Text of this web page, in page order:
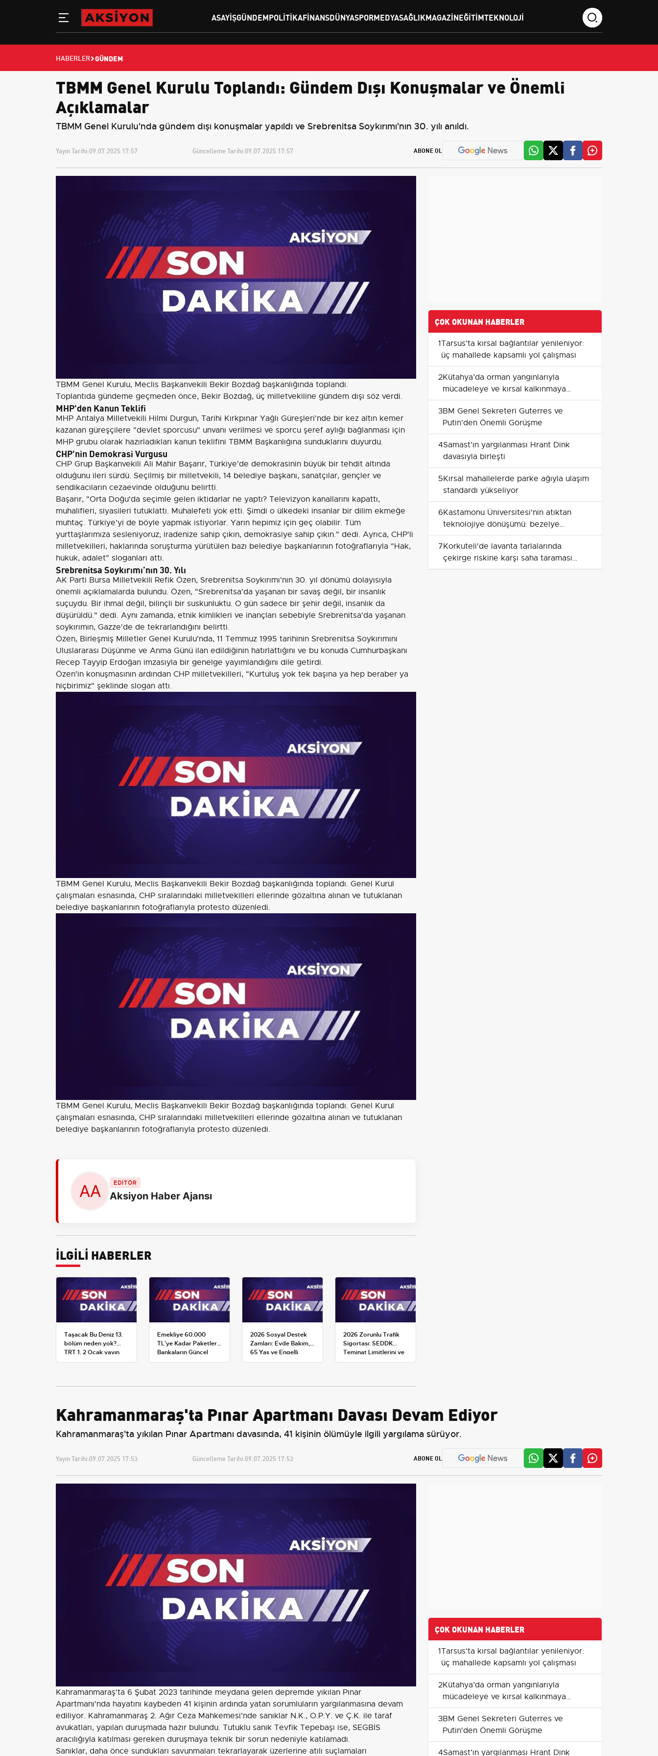
ASAYIŞGÜNDEMPOLITIKAFINANSDÜNYASPORMEDYASAĞLIKMAGAZINEĞITIMTEKNOLOJI
HABERLER GÜNDEM
TBMM Genel Kurulu Toplandı: Gündem Dışı Konuşmalar ve Önemli
Açıklamalar
TBMM Genel Kurulu'nda gündem dışı konuşmalar yapıldı ve Srebrenitsa Soykırımı'nın 30. yılı anıldı.
Yayın Tarihi:09.07.2025 17:57 Güncelleme Tarihi:09.07.2025 17:57 ABONE OL
TBMM Genel Kurulu, Meclis Başkanvekili Bekir Bozdağ başkanlığında toplandı.
Toplantıda gündeme geçmeden önce, Bekir Bozdağ, üç milletvekiline gündem dışı söz verdi.
MHP'den Kanun Teklifi
MHP Antalya Milletvekili Hilmi Durgun, Tarihi Kırkpınar Yağlı Güreşleri'nde bir kez altın kemer
kazanan güreşçilere "devlet sporcusu" unvanı verilmesi ve sporcu şeref aylığı bağlanması için
MHP grubu olarak hazırladıkları kanun teklifini TBMM Başkanlığına sunduklarını duyurdu.
CHP'nin Demokrasi Vurgusu
CHP Grup Başkanvekili Ali Mahir Başarır, Türkiye'de demokrasinin büyük bir tehdit altında
olduğunu ileri sürdü. Seçilmiş bir milletvekili, 14 belediye başkanı, sanatçılar, gençler ve
sendikacıların cezaevinde olduğunu belirtti.
Başarır, "Orta Doğu'da seçimle gelen iktidarlar ne yaptı? Televizyon kanallarını kapattı,
muhalifleri, siyasileri tutuklattı. Muhalefeti yok etti. Şimdi o ülkedeki insanlar bir dilim ekmeğe
muhtaç. Türkiye'yi de böyle yapmak istiyorlar. Yarın hepimiz için geç olabilir. Tüm
yurttaşlarımıza sesleniyoruz; iradenize sahip çıkın, demokrasiye sahip çıkın." dedi. Ayrıca, CHP'li
milletvekilleri, haklarında soruşturma yürütülen bazı belediye başkanlarının fotoğraflarıyla "Hak,
hukuk, adalet" sloganları attı.
Srebrenitsa Soykırımı’nın 30. Yılı
AK Parti Bursa Milletvekili Refik Özen, Srebrenitsa Soykırımı'nın 30. yıl dönümü dolayısıyla
önemli açıklamalarda bulundu. Özen, "Srebrenitsa'da yaşanan bir savaş değil, bir insanlık
suçuydu. Bir ihmal değil, bilinçli bir suskunluktu. O gün sadece bir şehir değil, insanlık da
düşürüldü." dedi. Aynı zamanda, etnik kimlikleri ve inançları sebebiyle Srebrenitsa'da yaşanan
soykırımın, Gazze'de de tekrarlandığını belirtti.
Özen, Birleşmiş Milletler Genel Kurulu'nda, 11 Temmuz 1995 tarihinin Srebrenitsa Soykırımını
Uluslararası Düşünme ve Anma Günü ilan edildiğinin hatırlattığını ve bu konuda Cumhurbaşkanı
Recep Tayyip Erdoğan imzasıyla bir genelge yayımlandığını dile getirdi.
Özen'in konuşmasının ardından CHP milletvekilleri, "Kurtuluş yok tek başına ya hep beraber ya
hiçbirimiz" şeklinde slogan attı.
TBMM Genel Kurulu, Meclis Başkanvekili Bekir Bozdağ başkanlığında toplandı. Genel Kurul
çalışmaları esnasında, CHP sıralarındaki milletvekilleri ellerinde gözaltına alınan ve tutuklanan
belediye başkanlarının fotoğraflarıyla protesto düzenledi.
TBMM Genel Kurulu, Meclis Başkanvekili Bekir Bozdağ başkanlığında toplandı. Genel Kurul
çalışmaları esnasında, CHP sıralarındaki milletvekilleri ellerinde gözaltına alınan ve tutuklanan
belediye başkanlarının fotoğraflarıyla protesto düzenledi.
EDİTÖR
Aksiyon Haber Ajansı
İLGİLİ HABERLER
Taşacak Bu Deniz 13.
bölüm neden yok?
TRT 1, 2 Ocak yayın
planını değiştirdi
Emekliye 60.000
TL'ye Kadar Paketler:
Bankaların Güncel
Promosyon ve Ek
2026 Sosyal Destek
Zamları: Evde Bakım,
65 Yaş ve Engelli
Maaşlarında Yeni
2026 Zorunlu Trafik
Sigortası: SEDDK
Teminat Limitlerini ve
Çoklu Araç Tarifesini
ÇOK OKUNAN HABERLER
1Tarsus'ta kırsal bağlantılar yenileniyor:
üç mahallede kapsamlı yol çalışması
2Kütahya’da orman yangınlarıyla
mücadeleye ve kırsal kalkınmaya
ORKÖY destekleri
3BM Genel Sekreteri Guterres ve
Putin'den Önemli Görüşme
4Samast’ın yargılanması Hrant Dink
davasıyla birleşti
5Kırsal mahallelerde parke ağıyla ulaşım
standardı yükseliyor
6Kastamonu Üniversitesi'nin atıktan
teknolojiye dönüşümü: bezelye
kabuklarından manyetik biyokömür
7Korkuteli'de lavanta tarlalarında
çekirge riskine karşı saha taraması
yapıldı
Kahramanmaraş'ta Pınar Apartmanı Davası Devam Ediyor
Kahramanmaraş'ta yıkılan Pınar Apartmanı davasında, 41 kişinin ölümüyle ilgili yargılama sürüyor.
Yayın Tarihi:09.07.2025 17:53 Güncelleme Tarihi:09.07.2025 17:53 ABONE OL
Kahramanmaraş'ta 6 Şubat 2023 tarihinde meydana gelen depremde yıkılan Pınar
Apartmanı'nda hayatını kaybeden 41 kişinin ardında yatan sorumluların yargılanmasına devam
ediliyor. Kahramanmaraş 2. Ağır Ceza Mahkemesi'nde sanıklar N.K., O.P.Y. ve Ç.K. ile taraf
avukatları, yapılan duruşmada hazır bulundu. Tutuklu sanık Tevfik Tepebaşı ise, SEGBİS
aracılığıyla katılması gereken duruşmaya teknik bir sorun nedeniyle katılamadı.
Sanıklar, daha önce sundukları savunmaları tekrarlayarak üzerlerine atılı suçlamaları
ÇOK OKUNAN HABERLER
1Tarsus'ta kırsal bağlantılar yenileniyor:
üç mahallede kapsamlı yol çalışması
2Kütahya’da orman yangınlarıyla
mücadeleye ve kırsal kalkınmaya
ORKÖY destekleri
3BM Genel Sekreteri Guterres ve
Putin'den Önemli Görüşme
4Samast’ın yargılanması Hrant Dink